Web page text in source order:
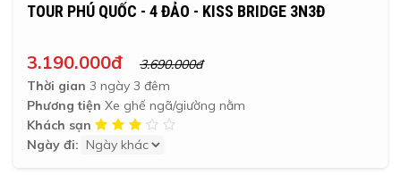
TOUR PHÚ QUỐC - 4 ĐẢO - KISS BRIDGE 3N3Đ
3.190.000đ
3.690.000đ
Thời gian 3 ngày 3 đêm
Phương tiện Xe ghế ngã/giường nằm
Khách sạn
Ngày đi: